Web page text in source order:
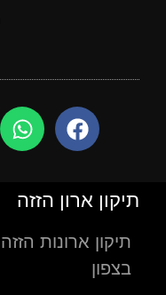
תיקון ארון הזזה
תיקון ארונות הזזה
בצפון